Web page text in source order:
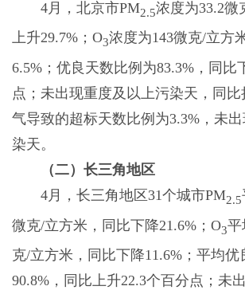
4月，北京市PM2.5浓度为33.2微
上升29.7%；O3浓度为143微克/立方
6.5%；优良天数比例为83.3%，同比
点；未出现重度及以上污染天，同
气导致的超标天数比例为3.3%，未
染天。
（二）长三角地区
4月，长三角地区31个城市PM2.5
微克/立方米，同比下降21.6%；O3平
克/立方米，同比下降11.6%；平均优
90.8%，同比上升22.3个百分点；未